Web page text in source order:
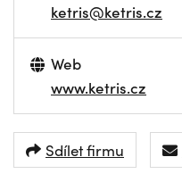
ketris@ketris.cz
Web
www.ketris.cz
Sdílet firmu